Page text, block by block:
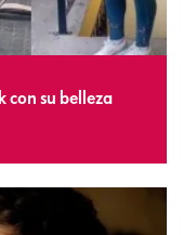
con su belleza